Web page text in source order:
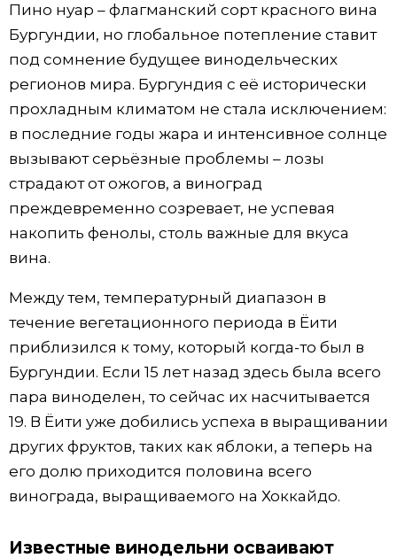
Пино нуар – флагманский сорт красного вина
Бургундии, но глобальное потепление ставит
под сомнение будущее винодельческих
регионов мира. Бургундия с её исторически
прохладным климатом не стала исключением:
в последние годы жара и интенсивное солнце
вызывают серьёзные проблемы – лозы
страдают от ожогов, а виноград
преждевременно созревает, не успевая
накопить фенолы, столь важные для вкуса
вина.
Между тем, температурный диапазон в
течение вегетационного периода в Ёити
приблизился к тому, который когда-то был в
Бургундии. Если 15 лет назад здесь была всего
пара виноделен, то сейчас их насчитывается
19. В Ёити уже добились успеха в выращивании
других фруктов, таких как яблоки, а теперь на
его долю приходится половина всего
винограда, выращиваемого на Хоккайдо.
Известные винодельни осваивают